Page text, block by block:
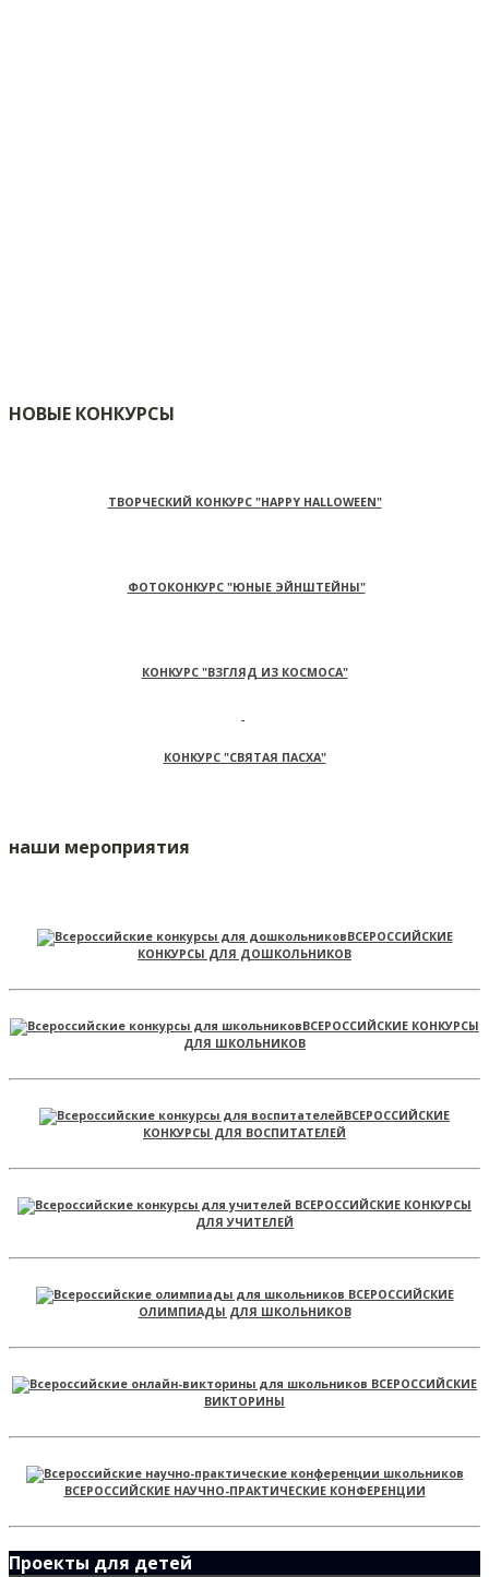
НОВЫЕ КОНКУРСЫ
ТВОРЧЕСКИЙ КОНКУРС "HAPPY HALLOWEEN"
ФОТОКОНКУРС "ЮНЫЕ ЭЙНШТЕЙНЫ"
КОНКУРС "ВЗГЛЯД ИЗ КОСМОСА"
КОНКУРС "СВЯТАЯ ПАСХА"
наши мероприятия
ВСЕРОССИЙСКИЕ
КОНКУРСЫ ДЛЯ ДОШКОЛЬНИКОВ
ВСЕРОССИЙСКИЕ КОНКУРСЫ
ДЛЯ ШКОЛЬНИКОВ
ВСЕРОССИЙСКИЕ
КОНКУРСЫ ДЛЯ ВОСПИТАТЕЛЕЙ
ВСЕРОССИЙСКИЕ КОНКУРСЫ
ДЛЯ УЧИТЕЛЕЙ
ВСЕРОССИЙСКИЕ
ОЛИМПИАДЫ ДЛЯ ШКОЛЬНИКОВ
ВСЕРОССИЙСКИЕ
ВИКТОРИНЫ
ВСЕРОССИЙСКИЕ НАУЧНО-ПРАКТИЧЕСКИЕ КОНФЕРЕНЦИИ
Проекты для детей